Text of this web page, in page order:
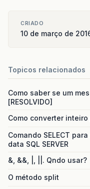
>
>
>
>
public
>
>
>
>
}
>
public
>
CRIADO
10 de março de
Topicos relacionados
Como saber se um
[RESOLVIDO]
Como converter
Comando SELECT
data SQL SERVER
&, &&, |, ||. Qndo usar?
O método split